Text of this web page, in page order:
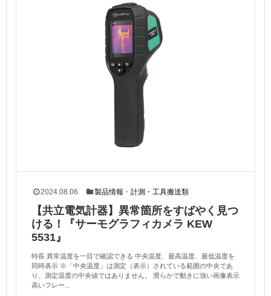
2024.08.06 製品情報 ・計測・工具搬送類
【共立電気計器】異常箇所をすばやく見つ
ける！『サーモグラフィカメラ KEW
5531』
特長 異常温度を一目で確認できる 中央温度、最高温度、最低温度を
同時表示 ※「中央温度」は測定（表示）されている範囲の中央であ
り、測定温度の中央値ではありません。 滑らかで動きに強い画像表示
高いフレー...